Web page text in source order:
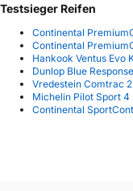
Testsieger Reifen
Continental
Continental
Hankook Ventus Evo
Dunlop Blue
Vredestein Comtrac 2
Michelin Pilot Sport 4
Continental